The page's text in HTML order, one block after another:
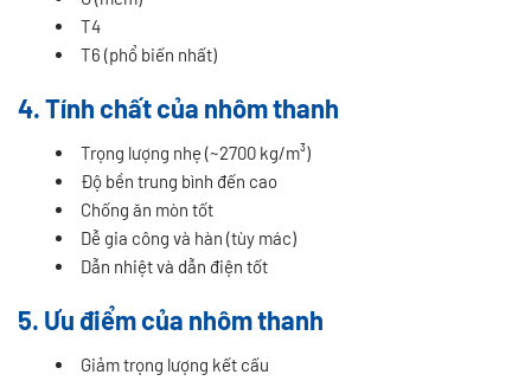
T4
T6 (phổ biến nhất)
4. Tính chất của nhôm thanh
Trọng lượng nhẹ (~2700 kg/m³)
Độ bền trung bình đến cao
Chống ăn mòn tốt
Dễ gia công và hàn (tùy mác)
Dẫn nhiệt và dẫn điện tốt
5. Ưu điểm của nhôm thanh
Giảm trọng lượng kết cấu